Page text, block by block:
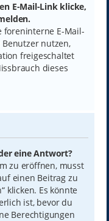
E-Mail-Link klicke,
E-Mail-
nutzen,
freigeschaltet
dieses
eine Antwort?
zu eröffnen, musst
einen Beitrag zu
klicken. Es könnte
ist, bevor du
Berechtigungen